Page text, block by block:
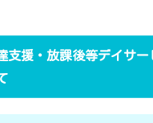
支援・放課後等デイサ